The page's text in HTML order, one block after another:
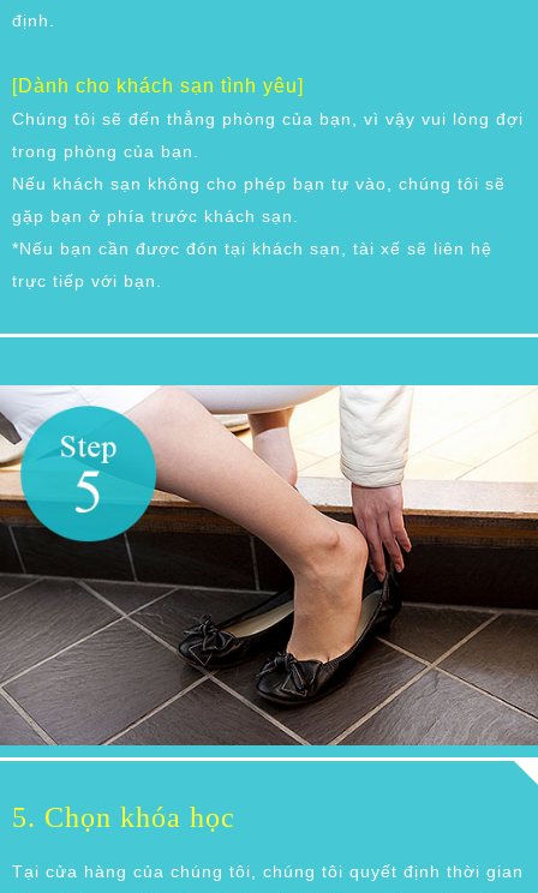
định.
[Dành cho khách sạn tình yêu]
Chúng tôi sẽ đến thẳng phòng của bạn, vì vậy vui lòng đợi
trong phòng của bạn.
Nếu khách sạn không cho phép bạn tự vào, chúng tôi sẽ
gặp bạn ở phía trước khách sạn.
*Nếu bạn cần được đón tại khách sạn, tài xế sẽ liên hệ
trực tiếp với bạn.
5. Chọn khóa học
Tại cửa hàng của chúng tôi, chúng tôi quyết định thời gian